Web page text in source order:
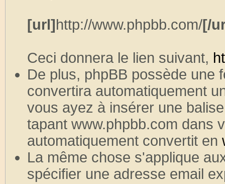
[url]http://www.phpbb.com/[/
Ceci donnera le lien suivant,
De plus, phpBB possède une
convertira automatiquement
vous ayez à insérer une
tapant www.phpbb.com dans
automatiquement convertit en
La même chose s'applique
spécifier une adresse email